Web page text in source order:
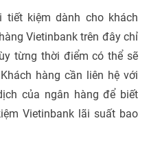
kiệm dành cho khách
Vietinbank trên đây chỉ
từng thời điểm có thể sẽ
hàng cần liên hệ với
của ngân hàng để biết
Vietinbank lãi suất bao